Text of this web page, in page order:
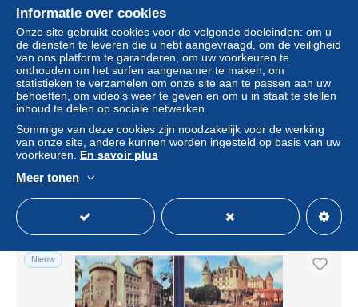
16 ANGOULEME CHATEAU D ANGOULEME
± US$ 6,80
Statuut Professioneel handelaar
Nieuw
Informatie over cookies
Onze site gebruikt cookies voor de volgende doeleinden: om u
de diensten te leveren die u hebt aangevraagd, om de veiligheid
van ons platform te garanderen, om uw voorkeuren te
onthouden om het surfen aangenamer te maken, om
statistieken te verzamelen om onze site aan te passen aan uw
behoeften, om video's weer te geven en om u in staat te stellen
inhoud te delen op sociale netwerken.
Sommige van deze cookies zijn noodzakelijk voor de werking
van onze site, andere kunnen worden ingesteld op basis van uw
voorkeuren. En savoir plus
Meer tonen